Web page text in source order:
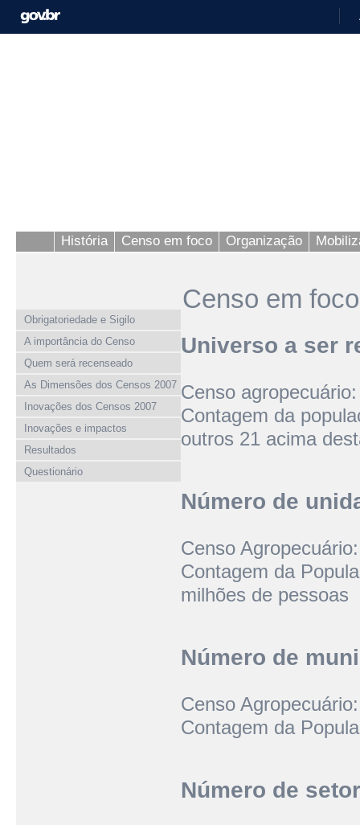
História Censo em foco Organização
Obrigatoriedade e Sigilo
A importância do Censo
Quem será recenseado
As Dimensões dos Censos 2007
Inovações dos Censos 2007
Inovações e impactos
Resultados
Questionário
Censo em foco
Universo a ser
Censo
Contagem da
outros 21 acima
Número de
Censo
Contagem da
milhões de pessoas
Número de
Censo
Contagem da
Número de